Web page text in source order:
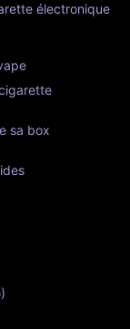
électronique
sa box